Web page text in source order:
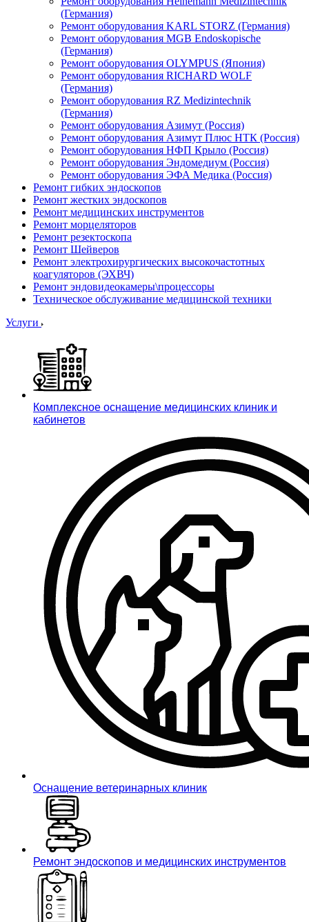
(Германия)
Ремонт оборудования KARL STORZ (Германия)
Ремонт оборудования MGB Endoskopische
(Германия)
Ремонт оборудования OLYMPUS (Япония)
Ремонт оборудования RICHARD WOLF
(Германия)
Ремонт оборудования RZ Medizintechnik
(Германия)
Ремонт оборудования Азимут (Россия)
Ремонт оборудования Азимут Плюс НТК (Россия)
Ремонт оборудования НФП Крыло (Россия)
Ремонт оборудования Эндомедиум (Россия)
Ремонт оборудования ЭФА Медика (Россия)
Ремонт гибких эндоскопов
Ремонт жестких эндоскопов
Ремонт медицинских инструментов
Ремонт морцеляторов
Ремонт резектоскопа
Ремонт Шейверов
Ремонт электрохирургических высокочастотных
коагуляторов (ЭХВЧ)
Ремонт эндовидеокамеры\процессоры
Техническое обслуживание медицинской техники
Услуги
Комплексное оснащение медицинских клиник и
кабинетов
Оснащение ветеринарных клиник
Ремонт эндоскопов и медицинских инструментов